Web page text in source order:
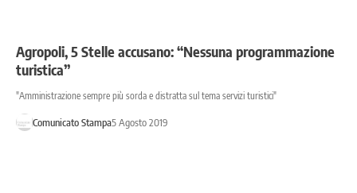
Agropoli, 5 Stelle accusano: “Nessuna programmazione
turistica”
"Amministrazione sempre più sorda e distratta sul tema servizi turistici"
Comunicato Stampa5 Agosto 2019